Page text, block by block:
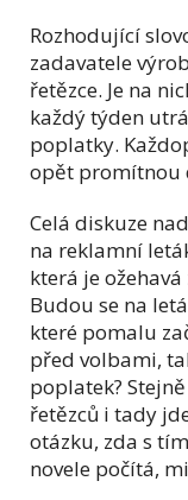
Rozhodující
zadavatele
řetězce. Je na
každý týden
poplatky.
opět promítnou
Celá diskuze
na reklamní
která je
Budou se na
které pomalu
před volbami,
poplatek?
řetězců i tady
otázku, zda s
novele počítá,